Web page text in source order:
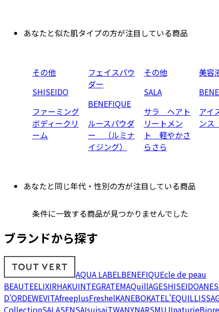
あなたと似た肌タイプの方が注目している商品
その他
SHISEIDO
ファーミング
ボディークリ
ーム
フェイスパウ
ダー
BENEFIQUE
ルースパウダ
ー （ルミナ
イジング）
その他
SALA
サラ ヘアト
リートメン
ト 軽やかさ
らさら
美容
アイ
ン
あなたと同じ年代・性別の方が注目している商品
条件に一致する商品が見つかりませんでした
ブランドから探す
AQUA LABELBENEFIQUEcle de peau
BEAUTEELIXIRHAKUINTEGRATEMAQuillAGESHISEIDO
D'ORDEWEVITAfreeplusFreshelKANEBOKATEL'EQUIL
CollectionSALASENSAIsuisaiTWANYNARSMUJInaturieBiore